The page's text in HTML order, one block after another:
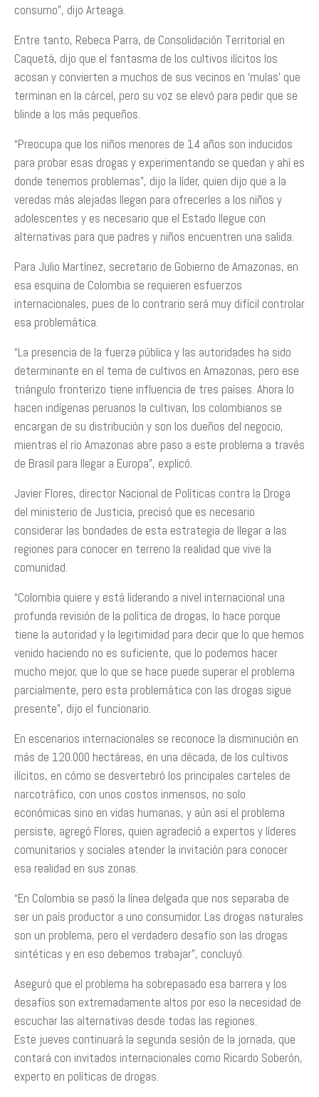
consumo”, dijo Arteaga.
Entre tanto, Rebeca Parra, de Consolidación Territorial en
Caquetá, dijo que el fantasma de los cultivos ilícitos los
acosan y convierten a muchos de sus vecinos en ‘mulas’ que
terminan en la cárcel, pero su voz se elevó para pedir que se
blinde a los más pequeños.
“Preocupa que los niños menores de 14 años son inducidos
para probar esas drogas y experimentando se quedan y ahí es
donde tenemos problemas”, dijo la líder, quien dijo que a la
veredas más alejadas llegan para ofrecerles a los niños y
adolescentes y es necesario que el Estado llegue con
alternativas para que padres y niños encuentren una salida.
Para Julio Martínez, secretario de Gobierno de Amazonas, en
esa esquina de Colombia se requieren esfuerzos
internacionales, pues de lo contrario será muy difícil controlar
esa problemática.
“La presencia de la fuerza pública y las autoridades ha sido
determinante en el tema de cultivos en Amazonas, pero ese
triángulo fronterizo tiene influencia de tres países. Ahora lo
hacen indígenas peruanos la cultivan, los colombianos se
encargan de su distribución y son los dueños del negocio,
mientras el río Amazonas abre paso a este problema a través
de Brasil para llegar a Europa”, explicó.
Javier Flores, director Nacional de Políticas contra la Droga
del ministerio de Justicia, precisó que es necesario
considerar las bondades de esta estrategia de llegar a las
regiones para conocer en terreno la realidad que vive la
comunidad.
“Colombia quiere y está liderando a nivel internacional una
profunda revisión de la política de drogas, lo hace porque
tiene la autoridad y la legitimidad para decir que lo que hemos
venido haciendo no es suficiente, que lo podemos hacer
mucho mejor, que lo que se hace puede superar el problema
parcialmente, pero esta problemática con las drogas sigue
presente”, dijo el funcionario.
En escenarios internacionales se reconoce la disminución en
más de 120.000 hectáreas, en una década, de los cultivos
ilícitos, en cómo se desvertebró los principales carteles de
narcotráfico, con unos costos inmensos, no solo
económicas sino en vidas humanas, y aún así el problema
persiste, agregó Flores, quien agradeció a expertos y líderes
comunitarios y sociales atender la invitación para conocer
esa realidad en sus zonas.
“En Colombia se pasó la línea delgada que nos separaba de
ser un país productor a uno consumidor. Las drogas naturales
son un problema, pero el verdadero desafío son las drogas
sintéticas y en eso debemos trabajar”, concluyó.
Aseguró que el problema ha sobrepasado esa barrera y los
desafíos son extremadamente altos por eso la necesidad de
escuchar las alternativas desde todas las regiones.
Este jueves continuará la segunda sesión de la jornada, que
contará con invitados internacionales como Ricardo Soberón,
experto en políticas de drogas.